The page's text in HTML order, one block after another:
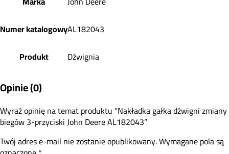
Numer katalogowyAL182043
Produkt
Dźwignia
Opinie (0)
Wyraź opinię na temat produktu “Nakładka gałka dźwigni zmiany
biegów 3-przyciski John Deere AL182043”
Twój adres e-mail nie zostanie opublikowany.Wymagane pola są